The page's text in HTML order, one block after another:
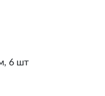
6 шт